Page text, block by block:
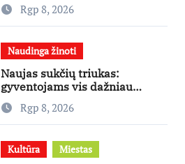
receptuRgp 8, 2026
Naudinga žinoti
Naujas sukčių triukas:
gyventojams vis dažniau
skambina per „Viber“
Rgp 8, 2026
Kultūra Miestas